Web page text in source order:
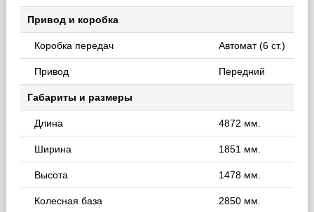
Привод и коробка
Коробка передач Автомат (6 ст.)
Привод Передний
Габариты и размеры
Длина 4872 мм.
Ширина 1851 мм.
Высота 1478 мм.
Колесная база 2850 мм.